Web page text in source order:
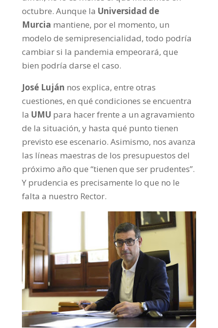
octubre. Aunque la Universidad de
Murcia mantiene, por el momento, un
modelo de semipresencialidad, todo podría
cambiar si la pandemia empeorará, que
bien podría darse el caso.
José Luján nos explica, entre otras
cuestiones, en qué condiciones se encuentra
la UMU para hacer frente a un agravamiento
de la situación, y hasta qué punto tienen
previsto ese escenario. Asimismo, nos avanza
las líneas maestras de los presupuestos del
próximo año que “tienen que ser prudentes”.
Y prudencia es precisamente lo que no le
falta a nuestro Rector.